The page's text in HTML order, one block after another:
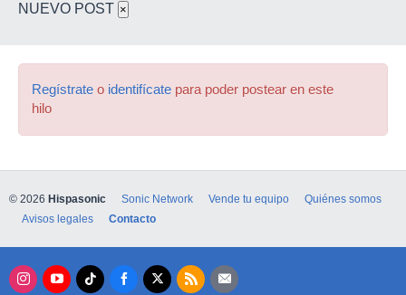
NUEVO POST ×
Regístrate o identifícate para poder postear en este
hilo
© 2026 Hispasonic Sonic Network Vende tu equipo
Quiénes somos
Avisos legales
Contacto